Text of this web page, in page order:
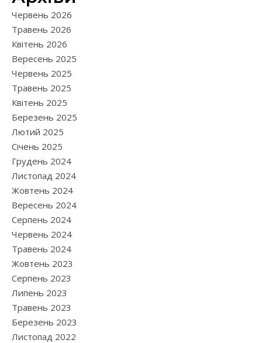
Червень 2026
Травень 2026
Квітень 2026
Вересень 2025
Червень 2025
Травень 2025
Квітень 2025
Березень 2025
Лютий 2025
Січень 2025
Грудень 2024
Листопад 2024
Жовтень 2024
Вересень 2024
Серпень 2024
Червень 2024
Травень 2024
Жовтень 2023
Серпень 2023
Липень 2023
Травень 2023
Березень 2023
Листопад 2022